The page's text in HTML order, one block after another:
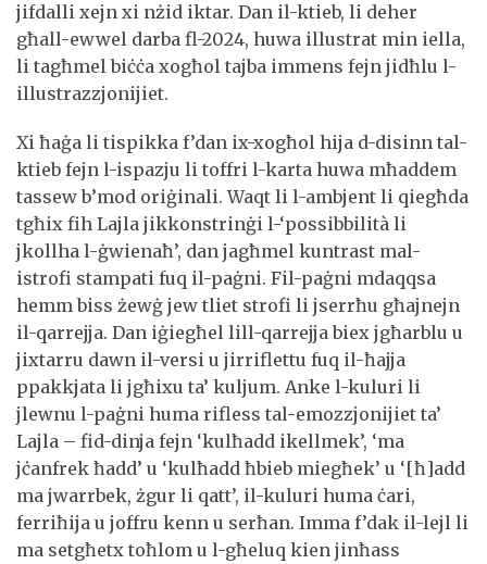
jifdalli xejn xi nżid iktar. Dan il-ktieb, li deher
għall-ewwel darba fl-2024, huwa illustrat min iella,
li tagħmel biċċa xogħol tajba immens fejn jidħlu l-
illustrazzjonijiet.
Xi ħaġa li tispikka f’dan ix-xogħol hija d-disinn tal-
ktieb fejn l-ispazju li toffri l-karta huwa mħaddem
tassew b’mod oriġinali. Waqt li l-ambjent li qiegħda
tgħix fih Lajla jikkonstrinġi l-‘possibbilità li
jkollha l-ġwienaħ’, dan jagħmel kuntrast mal-
istrofi stampati fuq il-paġni. Fil-paġni mdaqqsa
hemm biss żewġ jew tliet strofi li jserrħu għajnejn
il-qarrejja. Dan iġiegħel lill-qarrejja biex jgħarblu u
jixtarru dawn il-versi u jirriflettu fuq il-ħajja
ppakkjata li jgħixu ta’ kuljum. Anke l-kuluri li
jlewnu l-paġni huma rifless tal-emozzjonijiet ta’
Lajla – fid-dinja fejn ‘kulħadd ikellmek’, ‘ma
jċanfrek ħadd’ u ‘kulħadd ħbieb miegħek’ u ‘[ħ]add
ma jwarrbek, żgur li qatt’, il-kuluri huma ċari,
ferriħija u joffru kenn u serħan. Imma f’dak il-lejl li
ma setgħetx toħlom u l-għeluq kien jinħass